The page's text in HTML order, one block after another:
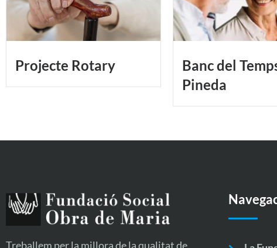
Projecte Rotary
Banc del
Pineda
Treballem per la millora de la qualitat de